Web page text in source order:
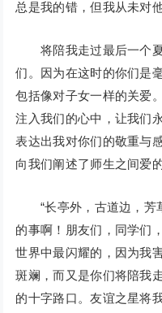
总是我的错，但我从未对
将陪我走过最后一个夏
们。因为在这时的你们是
包括像对子女一样的关爱
注入我们的心中，让我们
表达出我对你们的敬重与
向我们阐述了师生之间爱的
“长亭外，古道边，芳
的事啊！朋友们，同学们
世界中最闪耀的，因为我
斑斓，而又是你们将陪我
的十字路口。友谊之星将